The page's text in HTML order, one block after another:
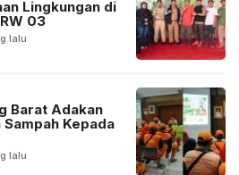
lalu
Lingkungan di
03
lalu
Barat Adakan
Kepada